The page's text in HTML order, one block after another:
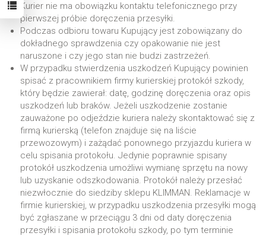
Kurier nie ma obowiązku kontaktu telefonicznego przy
pierwszej próbie doręczenia przesyłki.
Podczas odbioru towaru Kupujący jest zobowiązany do
dokładnego sprawdzenia czy opakowanie nie jest
naruszone i czy jego stan nie budzi zastrzeżeń.
W przypadku stwierdzenia uszkodzeń Kupujący powinien
spisać z pracownikiem firmy kurierskiej protokół szkody,
który będzie zawierał: datę, godzinę doręczenia oraz opis
uszkodzeń lub braków. Jeżeli uszkodzenie zostanie
zauważone po odjeździe kuriera należy skontaktować się z
firmą kurierską (telefon znajduje się na liście
przewozowym) i zażądać ponownego przyjazdu kuriera w
celu spisania protokołu. Jedynie poprawnie spisany
protokół uszkodzenia umożliwi wymianę sprzętu na nowy
lub uzyskanie odszkodowania. Protokół należy przesłać
niezwłocznie do siedziby sklepu KLIMMAN. Reklamacje w
firmie kurierskiej, w przypadku uszkodzenia przesyłki mogą
być zgłaszane w przeciągu 3 dni od daty doręczenia
przesyłki i spisania protokołu szkody, po tym terminie